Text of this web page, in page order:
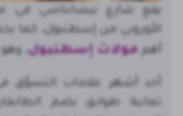
يقع شارع نيشانتاشي
الأوروبي من إسطنبول، كما
أهم مولات إسطنبول،
أحد أشهر علامات التسوّق
ثمانية طوابق يضم